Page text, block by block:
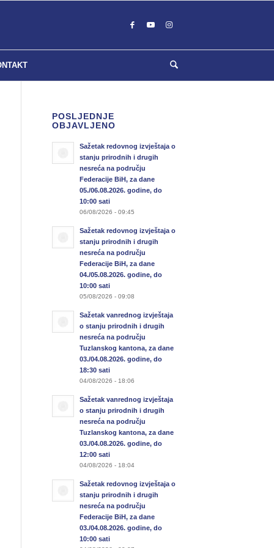
POSLJEDNJE
OBJAVLJENO
Sažetak redovnog izvještaja o
stanju prirodnih i drugih
nesreća na području
Federacije BiH, za dane
05./06.08.2026. godine, do
10:00 sati
06/08/2026 - 09:45
Sažetak redovnog izvještaja o
stanju prirodnih i drugih
nesreća na području
Federacije BiH, za dane
04./05.08.2026. godine, do
10:00 sati
05/08/2026 - 09:08
Sažetak vanrednog izvještaja
o stanju prirodnih i drugih
nesreća na području
Tuzlanskog kantona, za dane
03./04.08.2026. godine, do
18:30 sati
04/08/2026 - 18:06
Sažetak vanrednog izvještaja
o stanju prirodnih i drugih
nesreća na području
Tuzlanskog kantona, za dane
03./04.08.2026. godine, do
12:00 sati
04/08/2026 - 18:04
Sažetak redovnog izvještaja o
stanju prirodnih i drugih
nesreća na području
Federacije BiH, za dane
03./04.08.2026. godine, do
10:00 sati